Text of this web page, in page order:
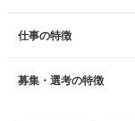
仕事の特徴
募集・選考の特徴